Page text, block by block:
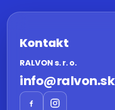
Kontakt
RALVON s. r. o.
info@ralvon.sk